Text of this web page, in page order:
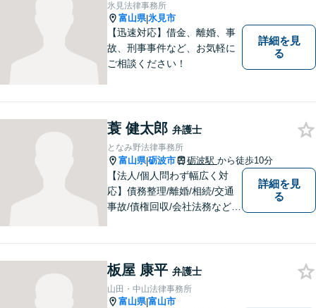
氷見法律事務所
富山県|氷見市
【迅速対応】借金、離婚、事
故、刑事事件など、お気軽に
ご相談ください！
詳細を見
る
蓑 健太郎 弁護士
となみ野法律事務所
富山県|砺波市 砺波駅 から徒歩10分
【法人/個人問わず幅広く対
応】債務整理/離婚/相続/交通
事故/債権回収/会社法務など幅
ますので、ぜひ一度ご相談く
ださい。【JR「砺波駅」10
分】
詳細を見
る
板屋 康平 弁護士
山田・中山法律事務所
富山県|富山市